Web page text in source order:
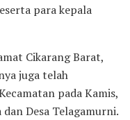
para kepala
Cikarang Barat,
juga telah
pada Kamis,
Desa Telagamurni.